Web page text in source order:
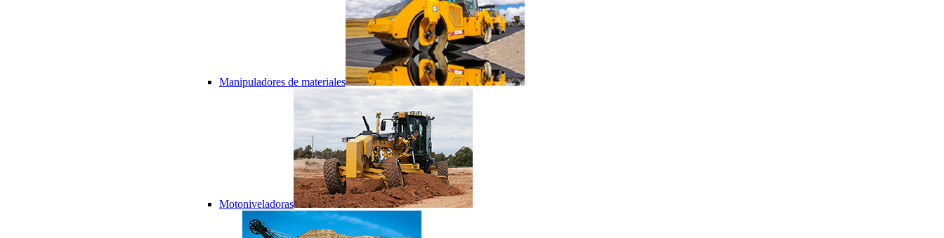
Manipuladores de materiales
Motoniveladoras